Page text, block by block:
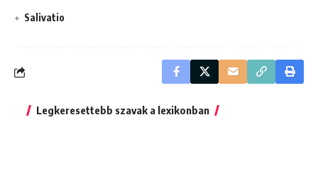
Salivatio
Legkeresettebb szavak a lexikonban